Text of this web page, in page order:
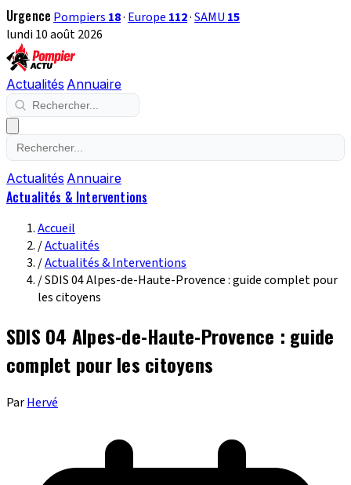
Urgence Pompiers 18· Europe 112·SAMU 15
lundi 10 août 2026
Actualités Annuaire
Actualités Annuaire
Actualités & Interventions
Accueil
/Actualités
/Actualités & Interventions
/SDIS 04 Alpes-de-Haute-Provence : guide complet pour
les citoyens
SDIS 04 Alpes-de-Haute-Provence : guide
complet pour les citoyens
ParHervé